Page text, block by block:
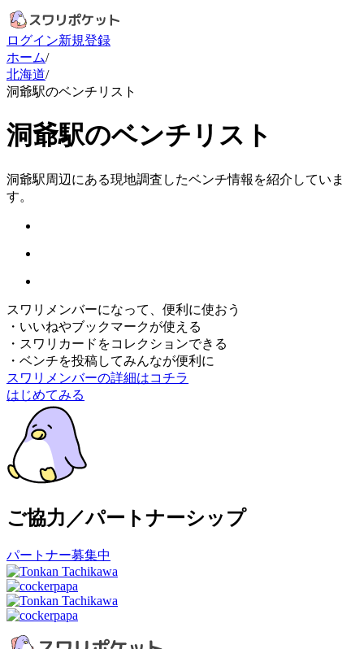
ログイン新規登録
ホーム/
北海道/
洞爺駅のベンチリスト
洞爺駅のベンチリスト
洞爺駅周辺にある現地調査したベンチ情報を紹介していま
す。
スワリメンバーになって、便利に使おう
・ いいねやブックマークが使える
・ スワリカードをコレクションできる
・ ベンチを投稿してみんなが便利に
スワリメンバーの詳細はコチラ
はじめてみる
ご協力／パートナーシップ
パートナー募集中